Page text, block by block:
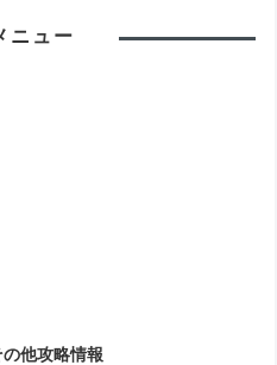
ニュー
他攻略情報